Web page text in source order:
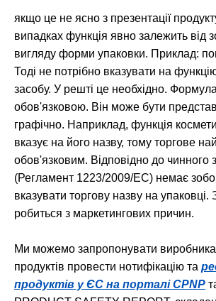
якщо це не ясно з презентації
випадках функція явно залежить від
вигляду форми упаковки. Приклад:
Тоді не потрібно вказувати на
засобу. У решті це необхідно.
обов'язковою. Він може бути
графічно. Наприклад, функція
вказує на його назву, тому торгове
обов'язковим. Відповідно до чинного
(Регламент 1223/2009/EC) немає
вказувати торгову назву на упаковці.
робиться з маркетингових причин.
Ми можемо запропонувати
продуктів провести нотифікацію та
продуктів у ЄС на порталі CPNP